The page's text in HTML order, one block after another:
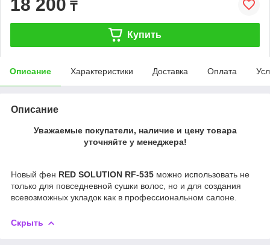
18 200 ₸
Купить
Описание Характеристики Доставка Оплата
Описание
Уважаемые покупатели, наличие и цену товара
уточняйте у менеджера!
Новый фен RED SOLUTION RF-535 можно использовать не
только для повседневной сушки волос, но и для создания
всевозможных укладок как в профессиональном салоне.
Скрыть